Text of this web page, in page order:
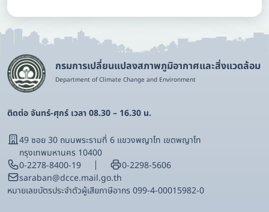
กรมการเปลี่ยนแปลงสภาพภูมิอากาศและสิ่งแวดล้อม
Department of Climate Change and Environment
ติดต่อ จันทร์-ศุกร์ เวลา 08.30 – 16.30 น.
49 ซอย 30 ถนนพระรามที่ 6 แขวงพญาไท เขตพญาไท
กรุงเทพมหานคร 10400
0-2278-8400-19
0-2298-5606
saraban@dcce.mail.go.th
หมายเลขบัตรประจําตัวผู้เสียภาษีอากร 099-4-00015982-0